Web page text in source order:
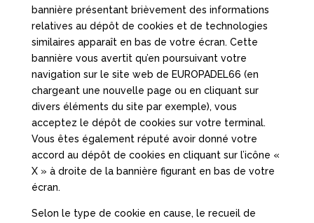
bannière présentant brièvement des informations
relatives au dépôt de cookies et de technologies
similaires apparaît en bas de votre écran. Cette
bannière vous avertit qu’en poursuivant votre
navigation sur le site web de EUROPADEL66 (en
chargeant une nouvelle page ou en cliquant sur
divers éléments du site par exemple), vous
acceptez le dépôt de cookies sur votre terminal.
Vous êtes également réputé avoir donné votre
accord au dépôt de cookies en cliquant sur l’icône «
X » à droite de la bannière figurant en bas de votre
écran.
Selon le type de cookie en cause, le recueil de